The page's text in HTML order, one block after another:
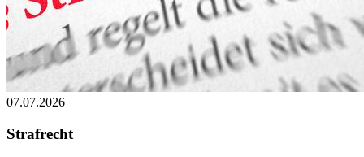
07.07.2026
Strafrecht